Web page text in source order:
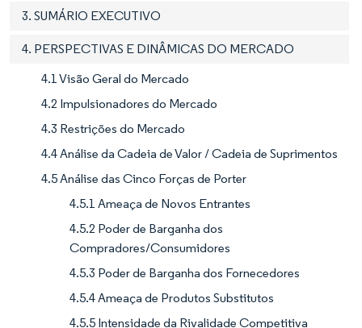
3. SUMÁRIO EXECUTIVO
4. PERSPECTIVAS E DINÂMICAS DO MERCADO
4.1 Visão Geral do Mercado
4.2 Impulsionadores do Mercado
4.3 Restrições do Mercado
4.4 Análise da Cadeia de Valor / Cadeia de Suprimentos
4.5 Análise das Cinco Forças de Porter
4.5.1 Ameaça de Novos Entrantes
4.5.2 Poder de Barganha dos
Compradores/Consumidores
4.5.3 Poder de Barganha dos Fornecedores
4.5.4 Ameaça de Produtos Substitutos
4.5.5 Intensidade da Rivalidade Competitiva